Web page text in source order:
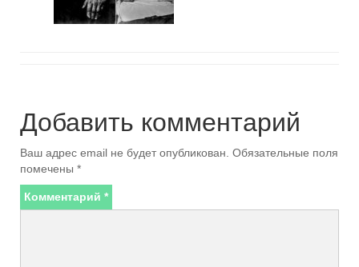
Добавить комментарий
Ваш адрес email не будет опубликован. Обязательные поля
помечены *
Комментарий *